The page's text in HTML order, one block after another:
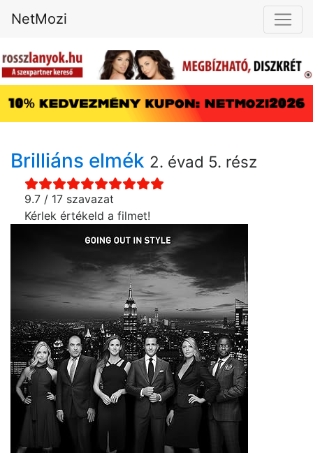
NetMozi
Brilliáns elmék 2. évad 5. rész
9.7 / 17 szavazat
Kérlek értékeld a filmet!